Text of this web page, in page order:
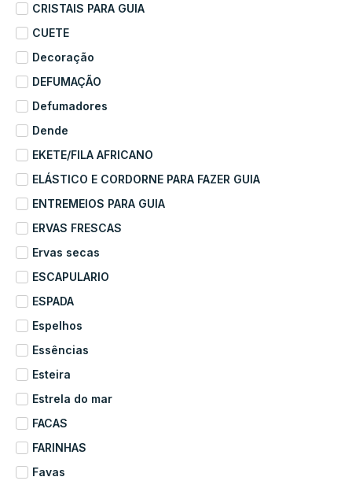
CRISTAIS PARA GUIA
CUETE
Decoração
DEFUMAÇÃO
Defumadores
Dende
EKETE/FILA AFRICANO
ELÁSTICO E CORDORNE PARA FAZER GUIA
ENTREMEIOS PARA GUIA
ERVAS FRESCAS
Ervas secas
ESCAPULARIO
ESPADA
Espelhos
Essências
Esteira
Estrela do mar
FACAS
FARINHAS
Favas